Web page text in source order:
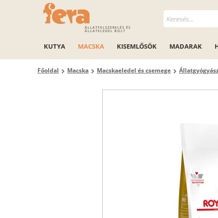
ÁLLATFELSZERELÉS ÉS
ÁLLATELEDEL BOLT
KUTYA MACSKA KISEMLŐSÖK MADARAK
Főoldal Macska Macskaeledel és csemege